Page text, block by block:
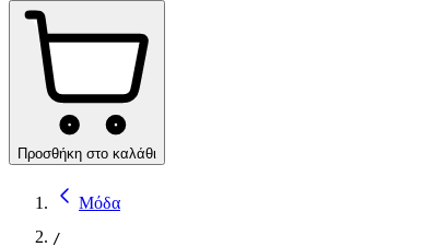
Προσθήκη στο καλάθι
Μόδα
/